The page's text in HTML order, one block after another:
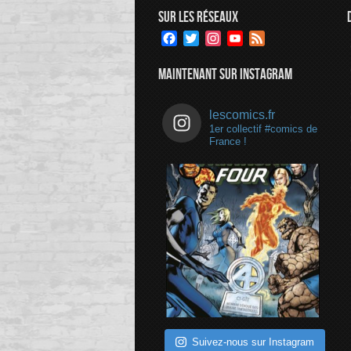
SUR LES RÉSEAUX
Facebook
TwitterInstagramYouTube
MAINTENANT SUR INSTAGRAM
lescomics.fr
1er collectif #comics de
France !
Suivez-nous sur Instagram